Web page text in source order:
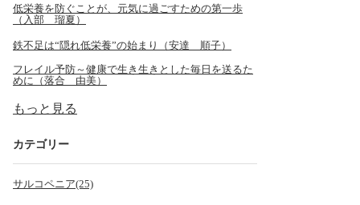
低栄養を防ぐことが、元気に過ごすための第一歩
（入部 瑠夏）
鉄不足は“隠れ低栄養”の始まり（安達 順子）
フレイル予防～健康で生き生きとした毎日を送るた
めに（落合 由美）
もっと見る
カテゴリー
サルコペニア(25)